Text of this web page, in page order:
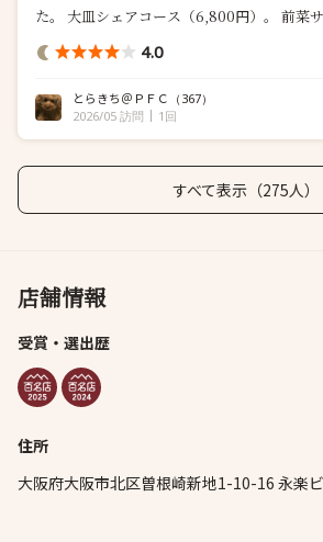
た。 大皿シェアコース
4.0
とらきち＠ＰＦＣ （367）
2026/05 訪問
1回
すべて表示（275人）
店舗情報
受賞・選出歴
住所
大阪府大阪市北区曽根崎新地1-10-16 永楽